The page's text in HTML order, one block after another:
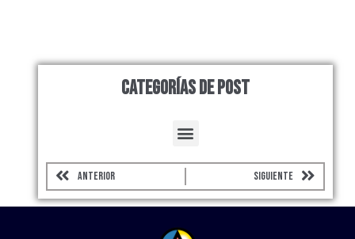
Categorías de Post
Menu
Prev
ANTERIOR SIGUIENTE Next